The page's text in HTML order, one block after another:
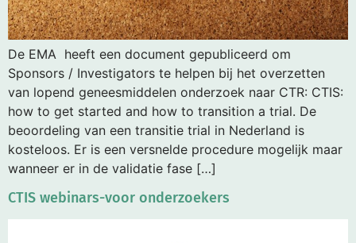
De EMA heeft een document gepubliceerd om
Sponsors / Investigators te helpen bij het overzetten
van lopend geneesmiddelen onderzoek naar CTR: CTIS:
how to get started and how to transition a trial. De
beoordeling van een transitie trial in Nederland is
kosteloos. Er is een versnelde procedure mogelijk maar
wanneer er in de validatie fase […]
CTIS webinars-voor onderzoekers